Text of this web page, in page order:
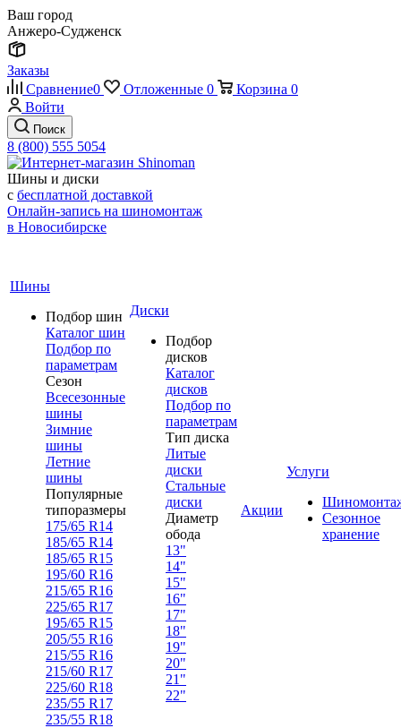
Ваш город
Анжеро-Судженск
Заказы
Сравнение0 Отложенные 0 Корзина 0
Войти
Поиск
8 (800) 555 5054
Шины и диски
с бесплатной доставкой
Онлайн-запись на шиномонтаж
в Новосибирске
Шины
Подбор шин
Каталог шин
Подбор по
параметрам
Сезон
Всесезонные
шины
Зимние
шины
Летние
шины
Популярные
типоразмеры
175/65 R14
185/65 R14
185/65 R15
195/60 R16
215/65 R16
225/65 R17
195/65 R15
205/55 R16
215/55 R16
215/60 R17
225/60 R18
235/55 R17
235/55 R18
Диски
Подбор
дисков
Каталог
дисков
Подбор по
параметрам
Тип диска
Литые
диски
Стальные
диски
Диаметр
обода
13"
14"
15"
16"
17"
18"
19"
20"
21"
22"
Акции
Услуги
Сезонное
хранение